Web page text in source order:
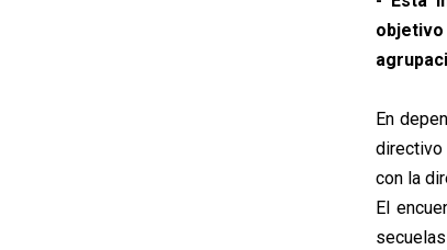
En
directivo
con la
El